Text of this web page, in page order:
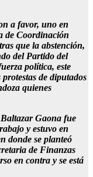
a favor, uno en
de Coordinación
que la abstención,
del Partido del
política, este
de diputados
quienes
Gaona fue
y estuvo en
donde se planteó
de Finanzas
en contra y se está